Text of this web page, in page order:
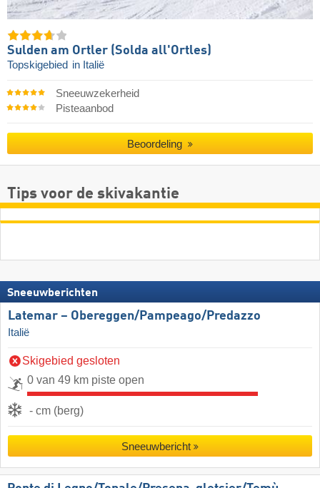
Sulden am Ortler (Solda all'Ortles)
Topskigebied in Italië
Sneeuwzekerheid
Pisteaanbod
Beoordeling
Tips voor de skivakantie
Sneeuwberichten
Latemar – Obereggen/​Pampeago/​Predazzo
Italië
Skigebied gesloten
0 van 49 km piste open
- cm (berg)
Sneeuwbericht